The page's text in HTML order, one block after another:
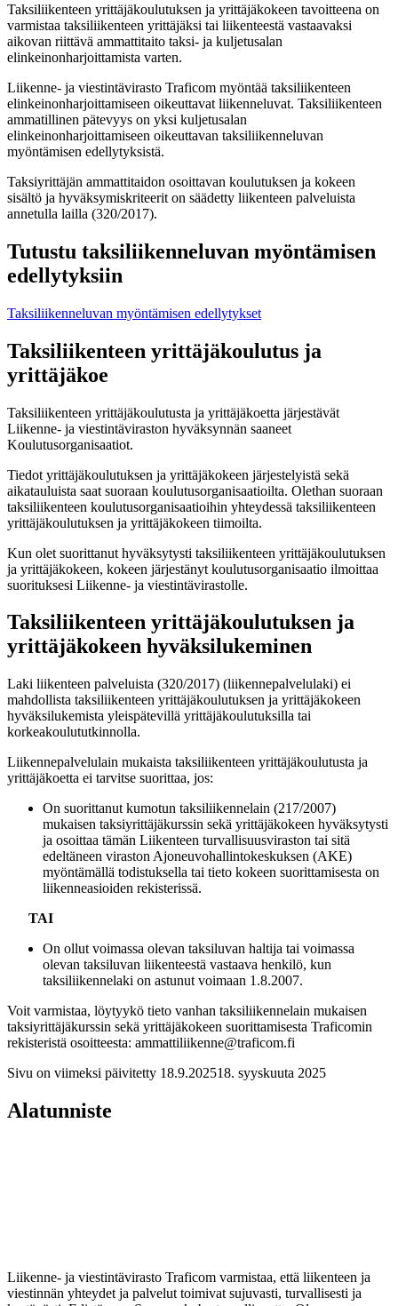
Taksiliikenteen yrittäjäkoulutuksen ja yrittäjäkokeen tavoitteena on
varmistaa taksiliikenteen yrittäjäksi tai liikenteestä vastaavaksi
aikovan riittävä ammattitaito taksi- ja kuljetusalan
elinkeinonharjoittamista varten.
Liikenne- ja viestintävirasto Traficom myöntää taksiliikenteen
elinkeinonharjoittamiseen oikeuttavat liikenneluvat. Taksiliikenteen
ammatillinen pätevyys on yksi kuljetusalan
elinkeinonharjoittamiseen oikeuttavan taksiliikenneluvan
myöntämisen edellytyksistä.
Taksiyrittäjän ammattitaidon osoittavan koulutuksen ja kokeen
sisältö ja hyväksymiskriteerit on säädetty liikenteen palveluista
annetulla lailla (320/2017).
Tutustu taksiliikenneluvan myöntämisen
edellytyksiin
Taksiliikenneluvan myöntämisen edellytykset
Taksiliikenteen yrittäjäkoulutus ja
yrittäjäkoe
Taksiliikenteen yrittäjäkoulutusta ja yrittäjäkoetta järjestävät
Liikenne- ja viestintäviraston hyväksynnän saaneet
Koulutusorganisaatiot.
Tiedot yrittäjäkoulutuksen ja yrittäjäkokeen järjestelyistä sekä
aikatauluista saat suoraan koulutusorganisaatioilta. Olethan suoraan
taksiliikenteen koulutusorganisaatioihin yhteydessä taksiliikenteen
yrittäjäkoulutuksen ja yrittäjäkokeen tiimoilta.
Kun olet suorittanut hyväksytysti taksiliikenteen yrittäjäkoulutuksen
ja yrittäjäkokeen, kokeen järjestänyt koulutusorganisaatio ilmoittaa
suorituksesi Liikenne- ja viestintävirastolle.
Taksiliikenteen yrittäjäkoulutuksen ja
yrittäjäkokeen hyväksilukeminen
Laki liikenteen palveluista (320/2017) (liikennepalvelulaki) ei
mahdollista taksiliikenteen yrittäjäkoulutuksen ja yrittäjäkokeen
hyväksilukemista yleispätevillä yrittäjäkoulutuksilla tai
korkeakoulututkinnolla.
Liikennepalvelulain mukaista taksiliikenteen yrittäjäkoulutusta ja
yrittäjäkoetta ei tarvitse suorittaa, jos:
On suorittanut kumotun taksiliikennelain (217/2007)
mukaisen taksiyrittäjäkurssin sekä yrittäjäkokeen hyväksytysti
ja osoittaa tämän Liikenteen turvallisuusviraston tai sitä
edeltäneen viraston Ajoneuvohallintokeskuksen (AKE)
myöntämällä todistuksella tai tieto kokeen suorittamisesta on
liikenneasioiden rekisterissä.
TAI
On ollut voimassa olevan taksiluvan haltija tai voimassa
olevan taksiluvan liikenteestä vastaava henkilö, kun
taksiliikennelaki on astunut voimaan 1.8.2007.
Voit varmistaa, löytyykö tieto vanhan taksiliikennelain mukaisen
taksiyrittäjäkurssin sekä yrittäjäkokeen suorittamisesta Traficomin
rekisteristä osoitteesta: ammattiliikenne@traficom.fi
Sivu on viimeksi päivitetty 18.9.202518. syyskuuta 2025
Alatunniste
Liikenne- ja viestintävirasto Traficom varmistaa, että liikenteen ja
viestinnän yhteydet ja palvelut toimivat sujuvasti, turvallisesti ja